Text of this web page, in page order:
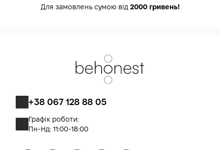
Для замовлень сумою від 2000 гривень!
+38 067 128 88 05
Графік роботи:
Пн-Нд: 11:00-18:00